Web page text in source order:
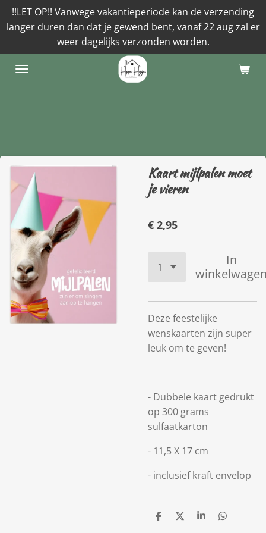
Ga
direct
de
hoofdinhoud
!!LET OP!! Vanwege vakantieperiode kan de verzending
langer duren dan dat je gewend bent, vanaf 22 aug zal er
weer dagelijks verzonden worden.
Kaart mijlpalen moet
je vieren
€ 2,95
In
Deze feestelijke
wenskaarten zijn super
leuk om te geven!
- Dubbele kaart gedrukt
op 300 grams
sulfaatkarton
- 11,5 X 17 cm
- inclusief kraft envelop
D
D
S
D